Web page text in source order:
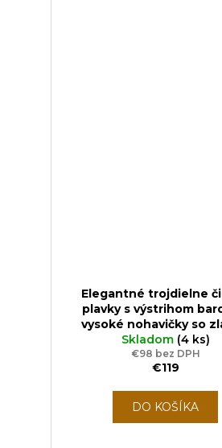
Elegantné trojdielne
plavky s výstrihom
vysoké nohavičky so
pásom Sparkle*Me pre
Pre veľkosti EU
44
Skladom (4 ks)
€98 bez DPH
€119
DO KOŠÍKA